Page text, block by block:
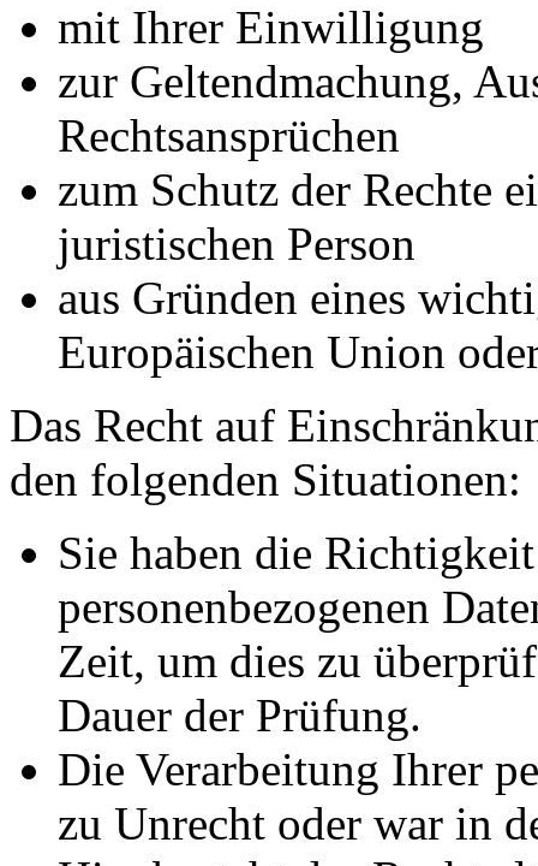
mit Ihrer Einwilligung
zur Geltendmachung,
Rechtsansprüchen
zum Schutz der Rechte
juristischen Person
aus Gründen eines
Europäischen Union
Das Recht auf
den folgenden Situationen:
Sie haben die
personenbezogenen
Zeit, um dies zu
Dauer der Prüfung.
Die Verarbeitung Ihrer
zu Unrecht oder war in